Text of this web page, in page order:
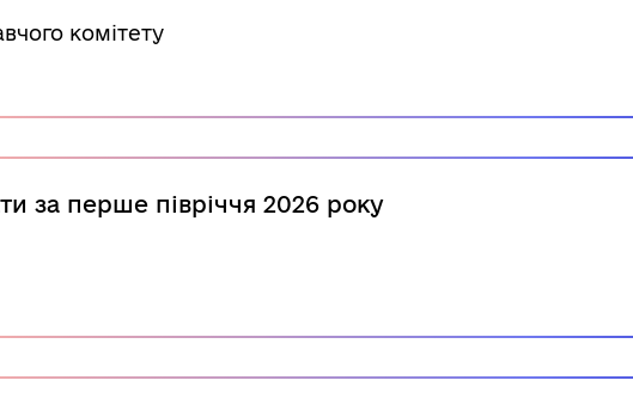
комітету
за перше півріччя 2026 року